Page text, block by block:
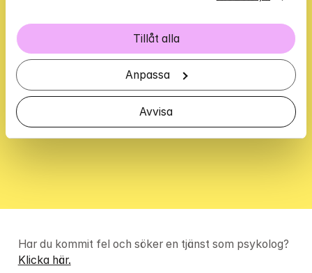
Tillåt alla
Anpassa
Avvisa
färdigheter inom design och UX –
då är det något som är värt att gå
upp ur sängen för."
Astrid Trobro, Senior Product Designer & Design
Team Lead
Klicka här.